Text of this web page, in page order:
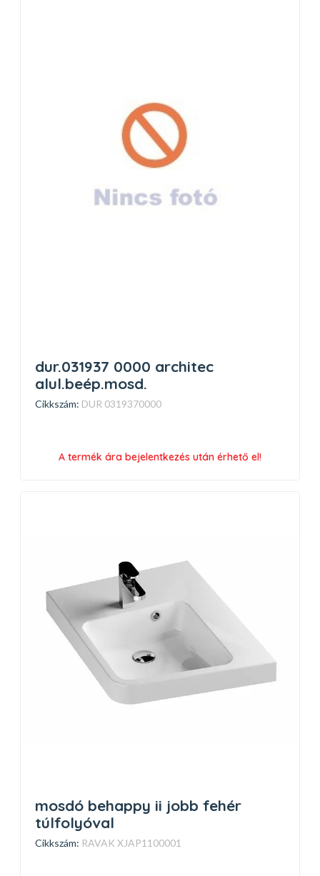
dur.031937 0000 architec
alul.beép.mosd.
Cikkszám: DUR 0319370000
A termék ára bejelentkezés után érhető el!
mosdó behappy ii jobb fehér
túlfolyóval
Cikkszám: RAVAK XJAP1100001